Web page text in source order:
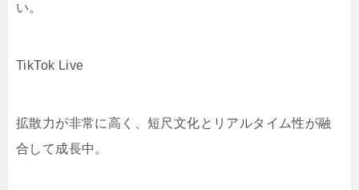
い。
TikTok Live
拡散力が非常に高く、短尺文化とリアルタイム性が融
合して成長中。